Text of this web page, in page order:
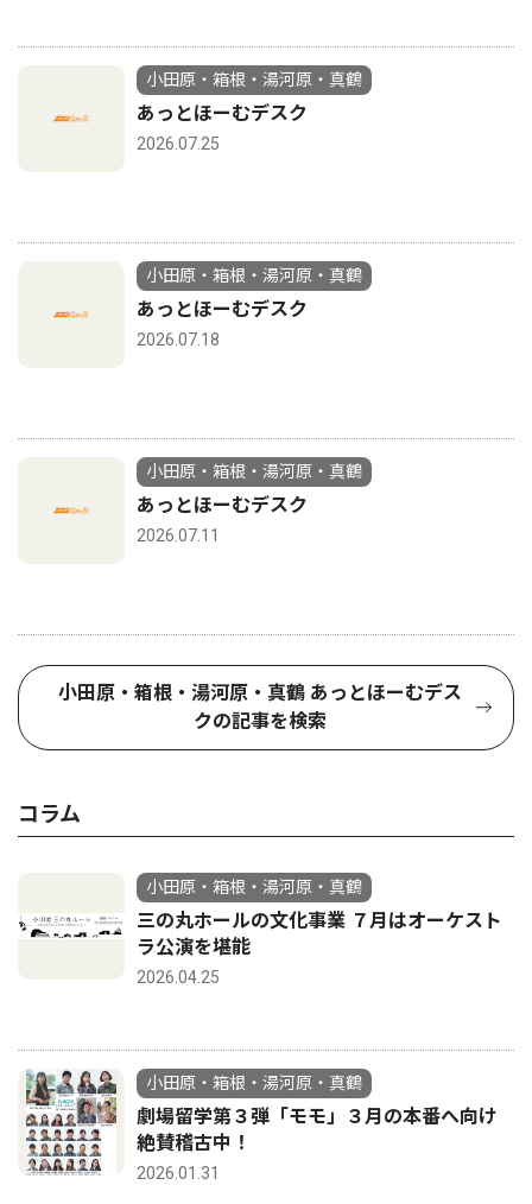
小田原・箱根・湯河原・真鶴
あっとほーむデスク
2026.07.25
小田原・箱根・湯河原・真鶴
あっとほーむデスク
2026.07.18
小田原・箱根・湯河原・真鶴
あっとほーむデスク
2026.07.11
小田原・箱根・湯河原・真鶴 あっとほーむデス
クの記事を検索
コラム
小田原・箱根・湯河原・真鶴
三の丸ホールの文化事業 ７月はオーケスト
ラ公演を堪能
2026.04.25
小田原・箱根・湯河原・真鶴
劇場留学第３弾「モモ」３月の本番へ向け
絶賛稽古中！
2026.01.31